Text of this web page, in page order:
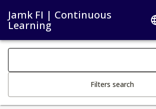
Jamk FI | Continuous
Learning
Search filters
Filters search